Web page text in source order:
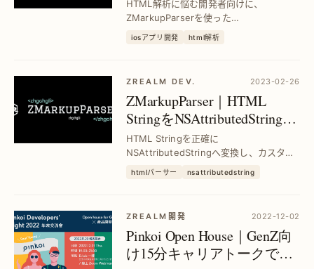
変換｜手作りレンダリング
エンジンの実践
HTML解析に悩む開発者向けに、
ZMarkupParserを使った
NSAttributedString変換の手法を解説。
iosアプリ開発 html解析
ZREALM DEV. 2023-02-26
ZMarkupParser｜HTML
StringをNSAttributedStringに
高速変換するツール—スタ
イル設定対応
HTML Stringを正確に
NSAttributedStringへ変換し、カスタム
キーのスタイル設定も簡単に実装。iOS開
発者向けに変換効率を向上させ、UI表現
htmlパーサー nsattributedstring
ZREALM開発 2022-12-02
Pinkoi Open House｜GenZ向
け15分キャリアトークで未